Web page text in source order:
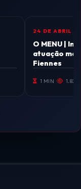
CINEMA
24 DE ABRIL
O MENU |
atuação
Fiennes
1 MIN 1.836